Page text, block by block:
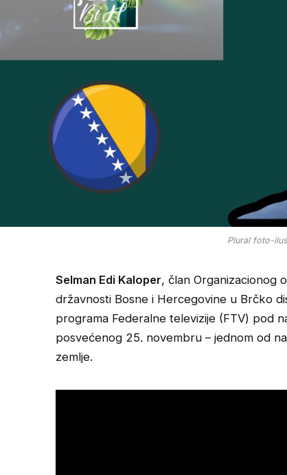
Plural foto-
Selman Edi Kaloper, član Organizacionog
državnosti Bosne i Hercegovine u Brčko
programa Federalne televizije (FTV) pod
posvećenog 25. novembru – jednom od
zemlje.